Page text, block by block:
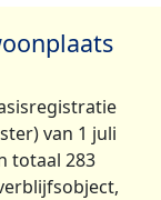
van 1 juli
totaal 283